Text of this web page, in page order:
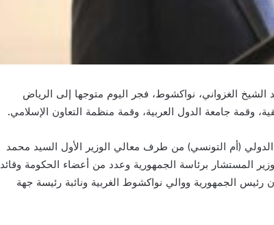
الغزواني، نواكشوط، فجر اليوم متوجها إلى الرياض
وقمة جامعة الدول العربية، وقمة منظمة التعاون الإسلامي.
(أم التونسي) من طرف معالي الوزير الأول السيد محمد
المستشار برئاسة الجمهورية وعدد من أعضاء الحكومة وقائد
رئيس الجمهورية ووالي نواكشوط الغربية ونائبة رئيسة جهة